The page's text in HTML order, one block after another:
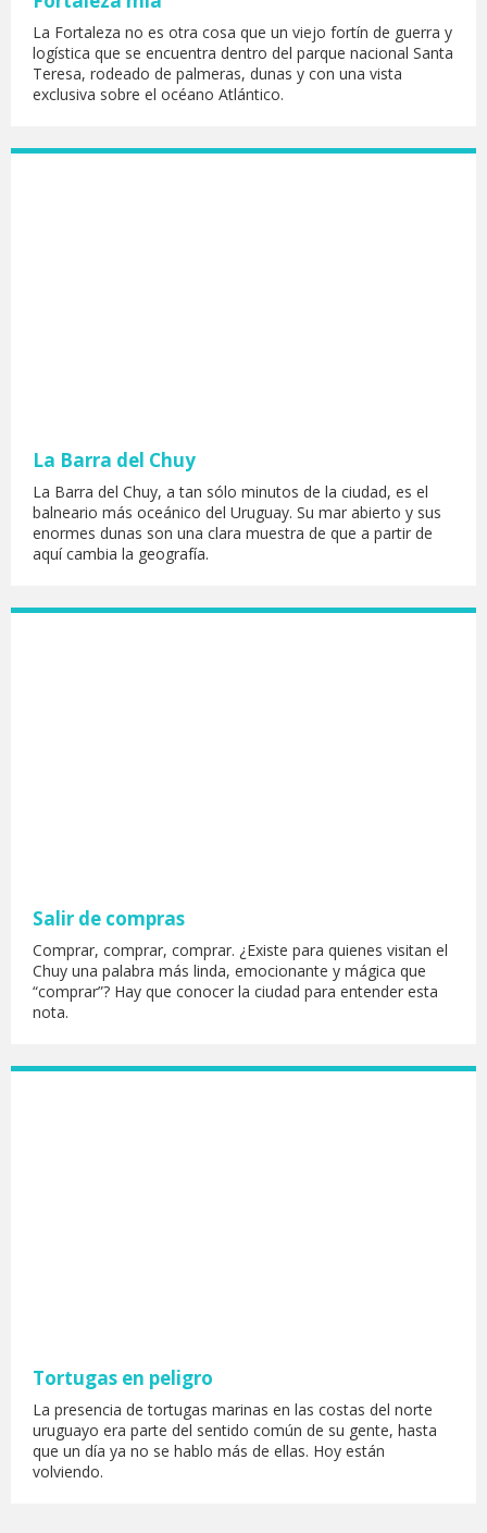
La Fortaleza no es otra cosa que un viejo fortín de guerra y
logística que se encuentra dentro del parque nacional Santa
Teresa, rodeado de palmeras, dunas y con una vista
exclusiva sobre el océano Atlántico.
La Barra del Chuy
La Barra del Chuy, a tan sólo minutos de la ciudad, es el
balneario más oceánico del Uruguay. Su mar abierto y sus
enormes dunas son una clara muestra de que a partir de
aquí cambia la geografía.
Salir de compras
Comprar, comprar, comprar. ¿Existe para quienes visitan el
Chuy una palabra más linda, emocionante y mágica que
“comprar”? Hay que conocer la ciudad para entender esta
nota.
Tortugas en peligro
La presencia de tortugas marinas en las costas del norte
uruguayo era parte del sentido común de su gente, hasta
que un día ya no se hablo más de ellas. Hoy están
volviendo.